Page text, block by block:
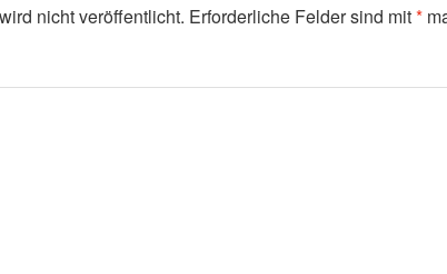
nicht veröffentlicht. Erforderliche Felder sind mit*